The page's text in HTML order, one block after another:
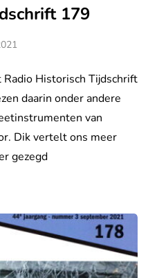
179
Historisch Tijdschrift
daarin onder andere
van
Dik vertelt ons meer
gezegd